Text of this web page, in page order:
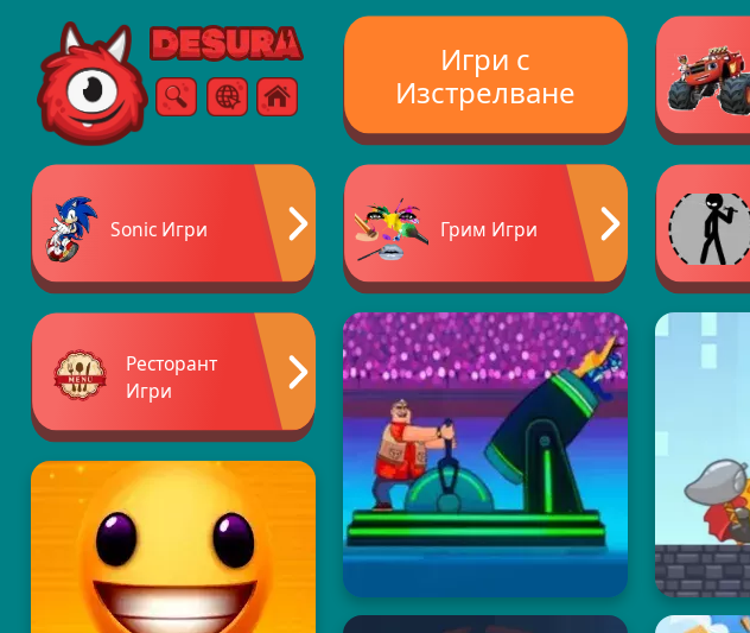
Free Online Games
ТърсенеМеню
Игри с
Изстрелване
Sonic Игри Грим Игри
Ресторант
Игри